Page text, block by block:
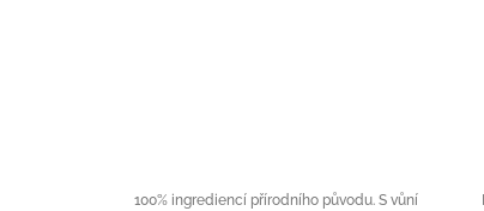
100% ingrediencí přírodního původu. S vůní